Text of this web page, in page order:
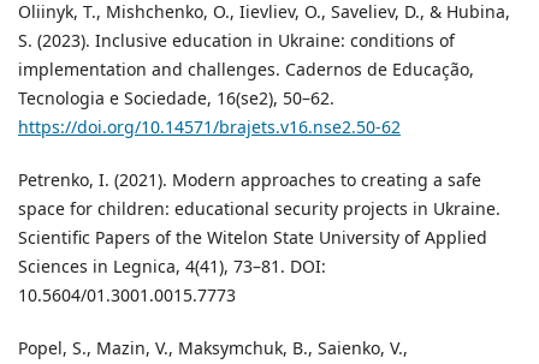
Oliinyk, T., Mishchenko, O., Iievliev, O., Saveliev, D., & Hubina,
S. (2023). Inclusive education in Ukraine: conditions of
implementation and challenges. Cadernos de Educação,
Tecnologia e Sociedade, 16(se2), 50–62.
https://doi.org/10.14571/brajets.v16.nse2.50-62
Petrenko, I. (2021). Modern approaches to creating a safe
space for children: educational security projects in Ukraine.
Scientific Papers of the Witelon State University of Applied
Sciences in Legnica, 4(41), 73–81. DOI:
10.5604/01.3001.0015.7773
Popel, S., Mazin, V., Maksymchuk, B., Saienko, V.,